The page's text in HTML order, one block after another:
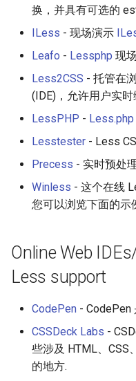
换，并具有可选的
ILess - 现场演示
Leafo - Lessphp 现
Less2CSS - 托管在
(IDE)，允许用户实
LessPHP - Less.php
Lesstester - Less
Precess - 实时预处
Winless - 这个在线
您可以浏览下面的示
Online Web
Less support
CodePen - CodePen
CSSDeck Labs -
些涉及 HTML、CSS
的地方.